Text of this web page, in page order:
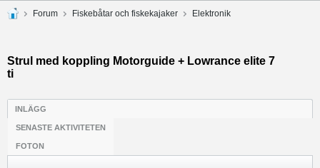
Forum Fiskebåtar och fiskekajaker Elektronik
Strul med koppling Motorguide + Lowrance elite 7
ti
INLÄGG
SENASTE AKTIVITETEN
FOTON